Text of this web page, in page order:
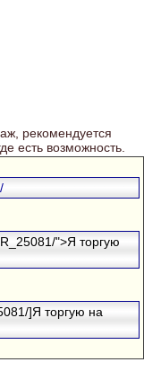
рекомендуется
есть возможность.
">Я торгую
]Я торгую на